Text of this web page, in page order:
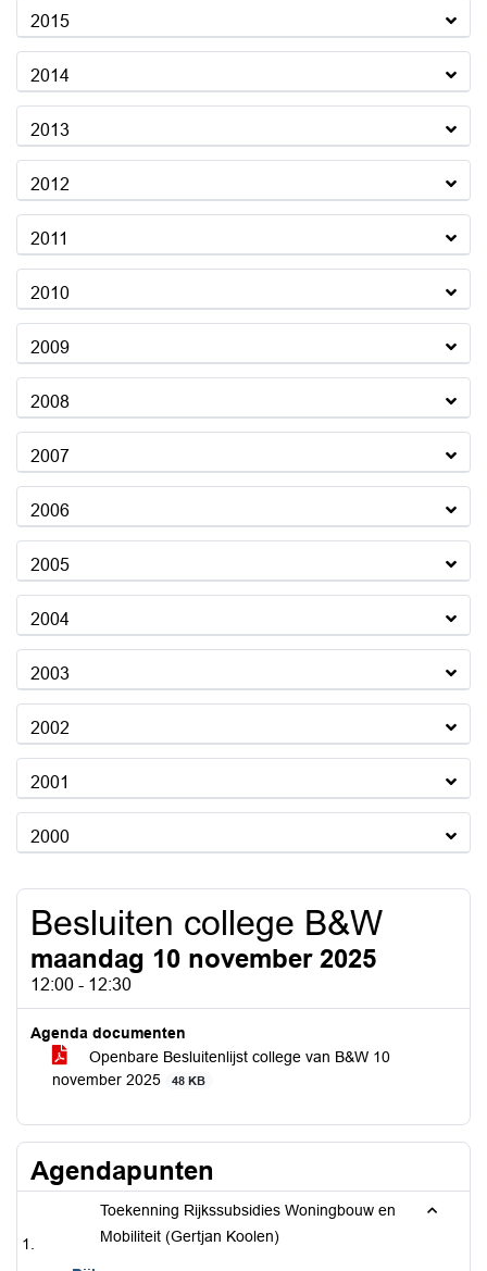
2015
2014
2013
2012
2011
2010
2009
2008
2007
2006
2005
2004
2003
2002
2001
2000
Besluiten college B&W
maandag 10 november 2025
12:00 - 12:30
Agenda documenten
Openbare Besluitenlijst college van B&W 10
november 2025
48 KB
Agendapunten
Toekenning Rijkssubsidies Woningbouw en
Mobiliteit (Gertjan Koolen)